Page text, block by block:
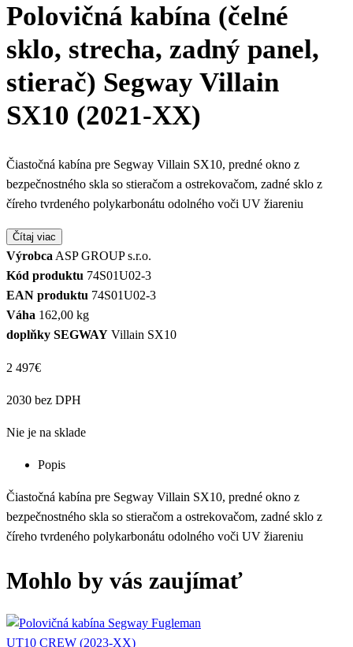
Polovičná kabína (čelné
sklo, strecha, zadný panel,
stierač) Segway Villain
SX10 (2021-XX)
Čiastočná kabína pre Segway Villain SX10, predné okno z
bezpečnostného skla so stieračom a ostrekovačom, zadné sklo z
číreho tvrdeného polykarbonátu odolného voči UV žiareniu
Čítaj viac
VýrobcaASP GROUP s.r.o.
Kód produktu 74S01U02-3
EAN produktu 74S01U02-3
Váha 162,00 kg
doplňky SEGWAY Villain SX10
2 497€
2030 bez DPH
Nie je na sklade
Popis
Čiastočná kabína pre Segway Villain SX10, predné okno z
bezpečnostného skla so stieračom a ostrekovačom, zadné sklo z
číreho tvrdeného polykarbonátu odolného voči UV žiareniu
Mohlo by vás zaujímať